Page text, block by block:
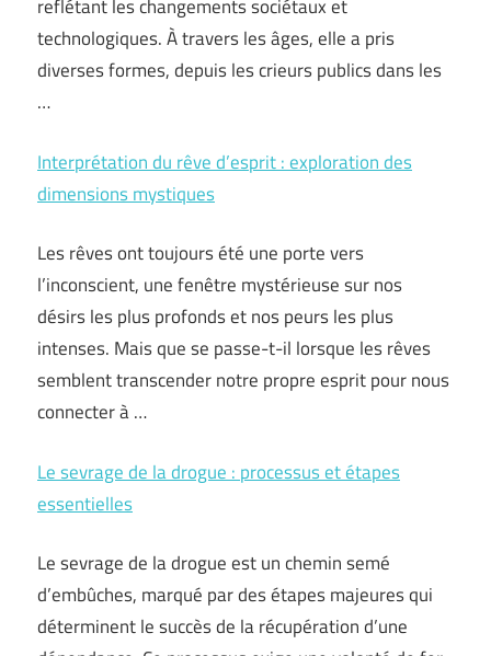
reflétant les changements sociétaux et
technologiques. À travers les âges, elle a pris
diverses formes, depuis les crieurs publics dans les
…
Interprétation du rêve d’esprit : exploration des
dimensions mystiques
Les rêves ont toujours été une porte vers
l’inconscient, une fenêtre mystérieuse sur nos
désirs les plus profonds et nos peurs les plus
intenses. Mais que se passe-t-il lorsque les rêves
semblent transcender notre propre esprit pour nous
connecter à …
Le sevrage de la drogue : processus et étapes
essentielles
Le sevrage de la drogue est un chemin semé
d’embûches, marqué par des étapes majeures qui
déterminent le succès de la récupération d’une